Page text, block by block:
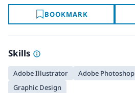
BOOKMARK
Skills
Adobe Illustrator Adobe Photoshop
Graphic Design